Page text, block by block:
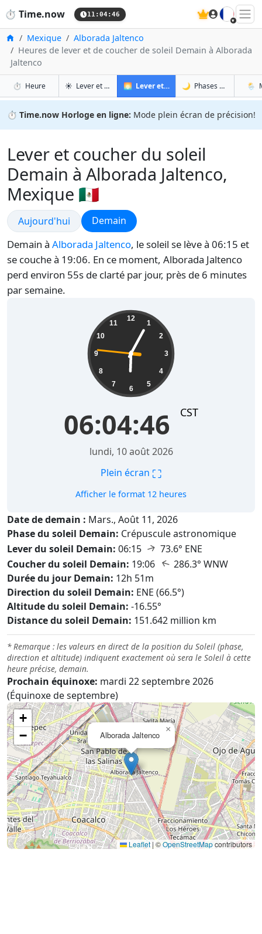
⏱️ Time.now 11:04:47 🇫🇷
Accueil
Mexique
Alborada Jaltenco
Heures de lever et de coucher de soleil Demain à Alborada
Jaltenco
⏱️ Heureà Alborada Jaltenco
☀️ Lever et coucher du soleil à Alborada Jaltenco
🌅 Lever et coucher du soleil demain à
🌙 Phases de la Lune à
🌦️
⏱️ Time.now Horloge en ligne: Mode plein écran de précision!
Lever et coucher du soleil
Demain à Alborada Jaltenco,
Mexique 🇲🇽
Lever et coucher du soleil
Aujourd'hui Lever et coucher du soleil
Demain
Demain à Alborada Jaltenco, le soleil se lève à 06:15 et
se couche à 19:06. En ce moment, Alborada Jaltenco
perd environ 55s de clarté par jour, près de 6 minutes
par semaine.
12
1
2
3
4
5
6
7
8
9
10
11
06:04:47 CST
lundi, 10 août 2026
Plein écran ⛶
Afficher le format 12 heures
Date de demain : Mars., Août 11, 2026
Phase du soleil Demain: Crépuscule astronomique
Lever du soleil Demain: 06:15 ↑ 73.6° ENE
Coucher du soleil Demain: 19:06 ↑ 286.3° WNW
Durée du jour Demain: 12h 51m
Direction du soleil Demain: ENE (66.5°)
Altitude du soleil Demain: -16.55°
Distance du soleil Demain: 151.642 million km
* Remarque : les valeurs en direct de la position du Soleil (phase,
direction et altitude) indiquent exactement où sera le Soleil à cette
heure précise, demain.
Prochain équinoxe: mardi 22 septembre 2026
(Équinoxe de septembre)
Alborada Jaltenco
×
+
−
Leaflet |©OpenStreetMapcontributors